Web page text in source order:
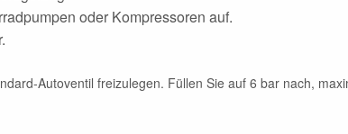
oder Kompressoren auf.
Autoventil freizulegen. Füllen Sie auf 6 bar nach,